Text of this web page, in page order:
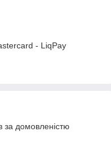
- LiqPay
за домовленістю